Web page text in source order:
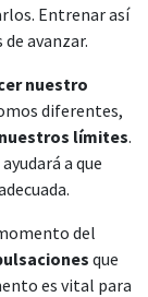
Entrenar así
avanzar.
nuestro
diferentes,
límites.
a que
del
que
es vital para